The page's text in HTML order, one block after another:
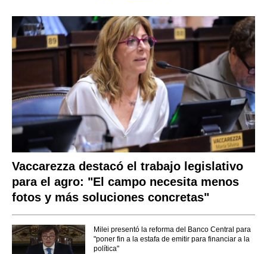
Vaccarezza destacó el trabajo legislativo
para el agro: "El campo necesita menos
fotos y más soluciones concretas"
Milei presentó la reforma del Banco Central para
"poner fin a la estafa de emitir para financiar a la
política"